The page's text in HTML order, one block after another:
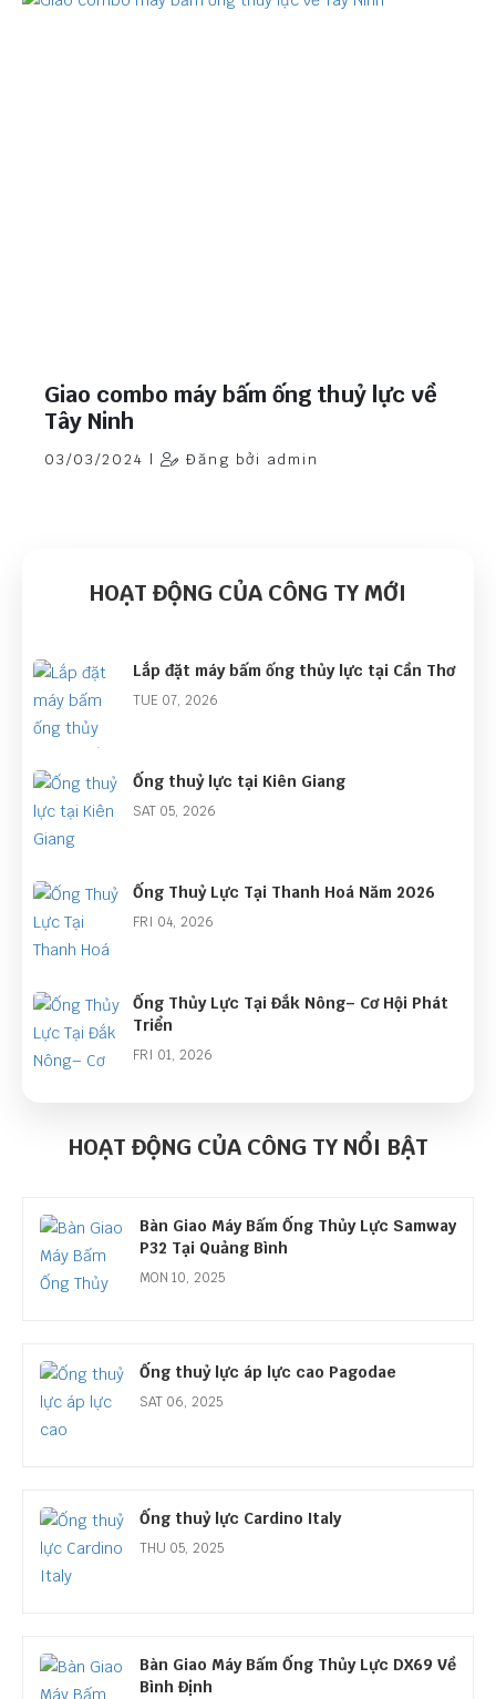
Giao combo máy bấm ống thuỷ lực về
Tây Ninh
03/03/2024 | Đăng bởi admin
HOẠT ĐỘNG CỦA CÔNG TY MỚI
Lắp đặt máy bấm ống thủy lực tại Cần Thơ
TUE 07, 2026
Ống thuỷ lực tại Kiên Giang
SAT 05, 2026
Ống Thuỷ Lực Tại Thanh Hoá Năm 2026
FRI 04, 2026
Ống Thủy Lực Tại Đắk Nông– Cơ Hội Phát
Triển
FRI 01, 2026
Cơ Hội Lớn Từ Làn Sóng Đầu Tư Công
THU 01, 2026
HOẠT ĐỘNG CỦA CÔNG TY NỔI BẬT
Bàn Giao Máy Bấm Ống Thủy Lực Samway
P32 Tại Quảng Bình
MON 10, 2025
Ống thuỷ lực áp lực cao Pagodae
SAT 06, 2025
Ống thuỷ lực Cardino Italy
THU 05, 2025
Bàn Giao Máy Bấm Ống Thủy Lực DX69 Về
Bình Định